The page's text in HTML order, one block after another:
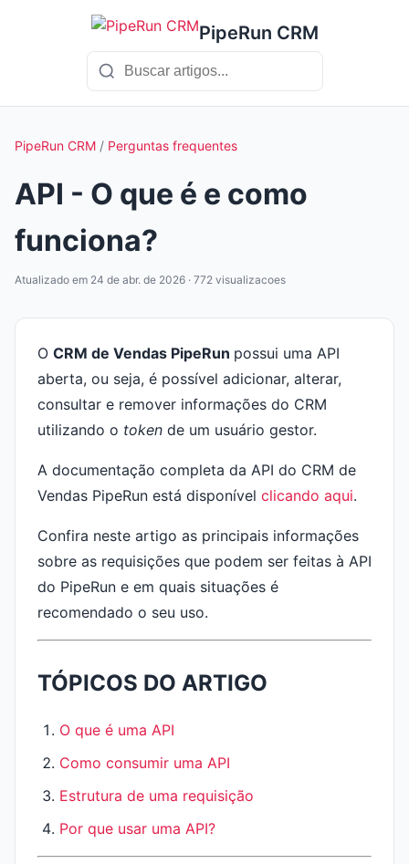
PipeRun CRM
PipeRun CRM / Perguntas frequentes
API - O que é e como
funciona?
Atualizado em 24 de abr. de 2026 · 772 visualizacoes
O CRM de Vendas PipeRun possui uma API
aberta, ou seja, é possível adicionar, alterar,
consultar e remover informações do CRM
utilizando o token de um usuário gestor.
A documentação completa da API do CRM de
Vendas PipeRun está disponível clicando aqui.
Confira neste artigo as principais informações
sobre as requisições que podem ser feitas à API
do PipeRun e em quais situações é
recomendado o seu uso.
TÓPICOS DO ARTIGO
O que é uma API
Como consumir uma API
Estrutura de uma requisição
Por que usar uma API?